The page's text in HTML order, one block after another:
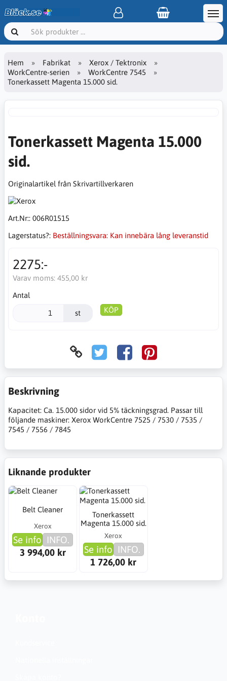
Hem Fabrikat
Xerox / Tektronix
WorkCentre-serien
WorkCentre 7545
Tonerkassett Magenta 15.000 sid.
Tonerkassett Magenta 15.000
sid.
Originalartikel från Skrivartillverkaren
Art.Nr:: 006R01515
Lagerstatus?: Beställningsvara: Kan innebära lång leveranstid
2275:-
Varav moms: 455,00 kr
Antal
st KÖP
Beskrivning
Kapacitet: Ca. 15.000 sidor vid 5% täckningsgrad. Passar till
följande maskiner: Xerox WorkCentre 7525 / 7530 / 7535 /
7545 / 7556 / 7845
Liknande produkter
Belt Cleaner
Xerox
Se info INFO.
3 994,00 kr
Tonerkassett
Magenta 15.000 sid.
Xerox
Se info INFO.
1 726,00 kr